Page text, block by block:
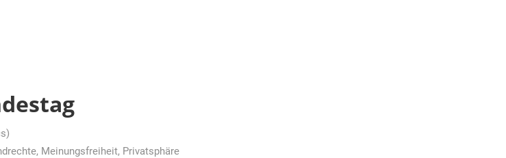
, Meinungsfreiheit, Privatsphäre